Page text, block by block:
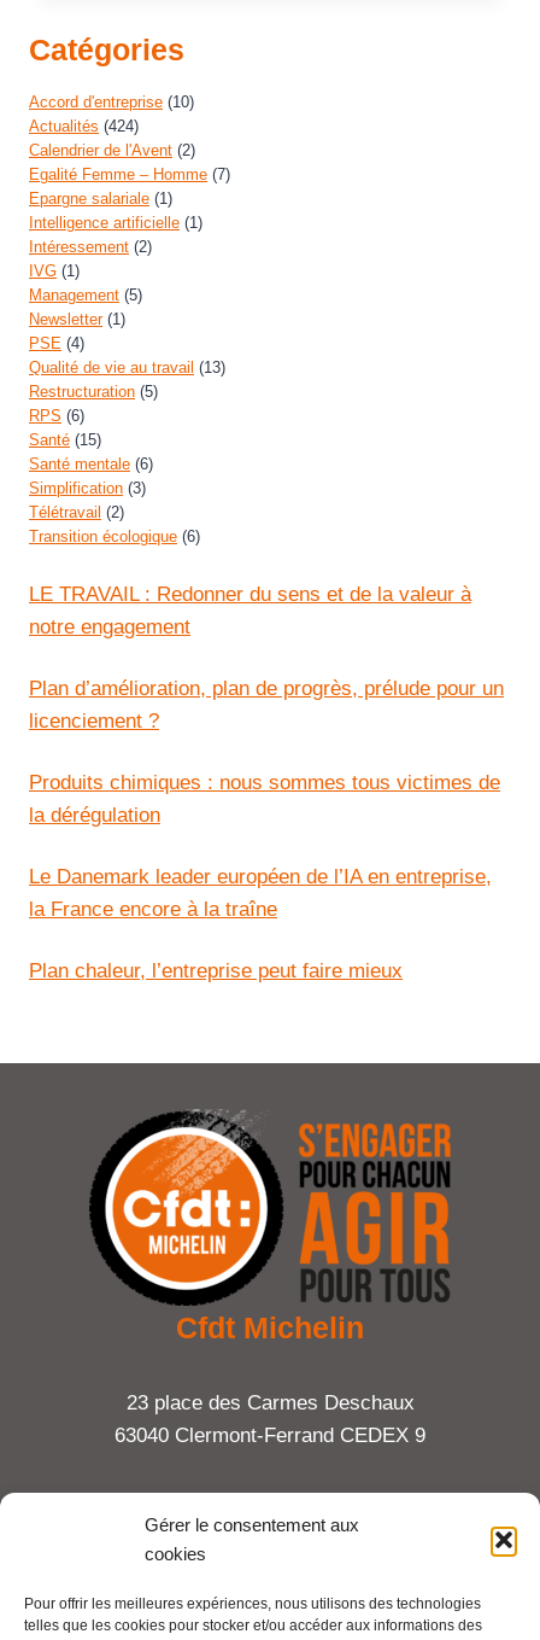
Gérer le consentement aux
cookies
Pour offrir les meilleures expériences, nous utilisons des technologies
telles que les cookies pour stocker et/ou accéder aux informations des
Catégories
Accord d'entreprise (10)
Actualités (424)
Calendrier de l'Avent (2)
Egalité Femme – Homme (7)
Epargne salariale (1)
Intelligence artificielle (1)
Intéressement (2)
IVG (1)
Management (5)
Newsletter(1)
PSE (4)
Qualité de vie au travail (13)
Restructuration (5)
RPS (6)
Santé (15)
Santé mentale (6)
Simplification (3)
Télétravail (2)
Transition écologique (6)
LE TRAVAIL : Redonner du sens et de la valeur à
notre engagement
Plan d’amélioration, plan de progrès, prélude pour un
licenciement ?
Produits chimiques : nous sommes tous victimes de
la dérégulation
Le Danemark leader européen de l’IA en entreprise,
la France encore à la traîne
Plan chaleur, l’entreprise peut faire mieux
Cfdt Michelin
23 place des Carmes Deschaux
63040 Clermont-Ferrand CEDEX 9
Tel : 06 65 27 23 81
Mentions légales